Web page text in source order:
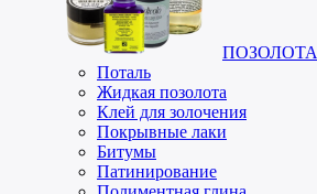
ПОЗОЛОТА
Поталь
Жидкая позолота
Клей для золочения
Покрывные лаки
Битумы
Патинирование